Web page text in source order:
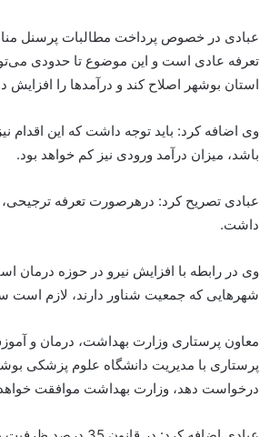
تعرفه عادی است و این موضوع تا حدودی
استان بوشهر اصلاح کند و درآمدها را افزایش
وی اضافه کرد: باید توجه داشت که این اقدام
باشد، میزان درآمد ورودی نیز کم خواهد بود.
عبادی تصریح کرد: درهرصورت تعرفه
داشت.
وی در رابطه با افزایش نیرو در حوزه
شهرهایی که جمعیت شناور دارند، لازم
معاون پرستاری وزارت بهداشت، درمان و
پرستاری با مدیریت دانشگاه علوم پزشکی
درخواست دهد، وزارت بهداشت موافقت